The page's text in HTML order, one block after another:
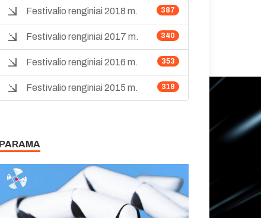
387
Festivalio renginiai 2018 m.
340
Festivalio renginiai 2017 m.
353
Festivalio renginiai 2016 m.
319
Festivalio renginiai 2015 m.
PARAMA